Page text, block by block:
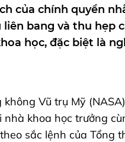
của chính quyền
bang và thu hẹp
học, đặc biệt là
không Vũ trụ Mỹ
nhà khoa học trưởng
sắc lệnh của Tổng